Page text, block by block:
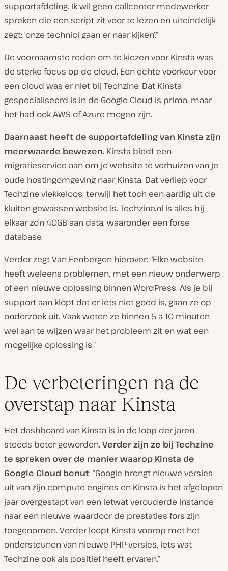
supportafdeling. Ik wil geen callcenter medewerker
spreken die een script zit voor te lezen en uiteindelijk
zegt: ‘onze technici gaan er naar kijken’.”
De voornaamste reden om te kiezen voor Kinsta was
de sterke focus op de cloud. Een echte voorkeur voor
een cloud was er niet bij Techzine. Dat Kinsta
gespecialiseerd is in de Google Cloud is prima, maar
het had ook AWS of Azure mogen zijn.
Daarnaast heeft de supportafdeling van Kinsta zijn
meerwaarde bewezen. Kinsta biedt een
migratieservice aan om je website te verhuizen van je
oude hostingomgeving naar Kinsta. Dat verliep voor
Techzine vlekkeloos, terwijl het toch een aardig uit de
kluiten gewassen website is. Techzine.nl is alles bij
elkaar zo’n 40GB aan data, waaronder een forse
database.
Verder zegt Van Eenbergen hierover: “Elke website
heeft weleens problemen, met een nieuw onderwerp
of een nieuwe oplossing binnen WordPress. Als je bij
support aan klopt dat er iets niet goed is, gaan ze op
onderzoek uit. Vaak weten ze binnen 5 a 10 minuten
wel aan te wijzen waar het probleem zit en wat een
mogelijke oplossing is.”
De verbeteringen na de
overstap naar Kinsta
Het dashboard van Kinsta is in de loop der jaren
steeds beter geworden. Verder zijn ze bij Techzine
te spreken over de manier waarop Kinsta de
Google Cloud benut: “Google brengt nieuwe versies
uit van zijn compute engines en Kinsta is het afgelopen
jaar overgestapt van een ietwat verouderde instance
naar een nieuwe, waardoor de prestaties fors zijn
toegenomen. Verder loopt Kinsta voorop met het
ondersteunen van nieuwe PHP-versies, iets wat
Techzine ook als positief heeft ervaren.”